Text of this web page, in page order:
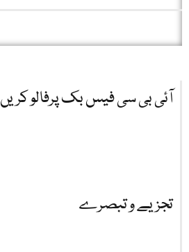
آئی بی سی فیس بک پرفالو کریں
تجزیے و تبصرے